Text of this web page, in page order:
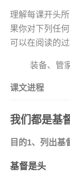
理解每课开头
果你对下列任
可以在阅读的
装备、管
课文进程
我们都是基
目的1、列出基
基督是头